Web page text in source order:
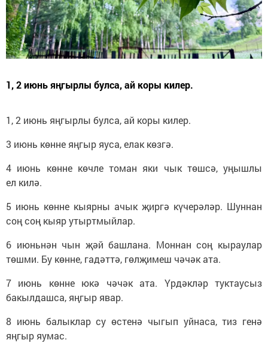
1, 2 июнь яңгырлы булса, ай коры килер.
1, 2 июнь яңгырлы булса, ай коры килер.
3 июнь көнне яңгыр яуса, елак көзгә.
4 июнь көнне көчле томан яки чык төшсә, уңышлы
ел килә.
5 июнь көнне кыярны ачык җиргә күчерәләр. Шуннан
соң соң кыяр утыртмыйлар.
6 июньнән чын җәй башлана. Моннан соң кыраулар
төшми. Бу көнне, гадәттә, гөлҗимеш чәчәк ата.
7 июнь көнне юкә чәчәк ата. Үрдәкләр туктаусыз
бакылдашса, яңгыр явар.
8 июнь балыклар су өстенә чыгып уйнаса, тиз генә
яңгыр яумас.